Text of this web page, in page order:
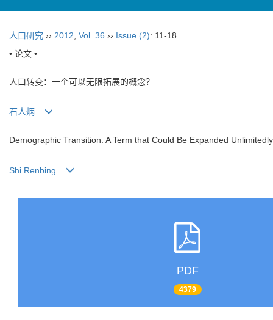
人口研究 ›› 2012 Vol. 36 ›› Issue (2): 11-18.
• 论文 •
人口转变：一个可以无限拓展的概念？
石人炳
Demographic Transition: A Term that Could Be Expanded
Shi Renbing
PDF
4379